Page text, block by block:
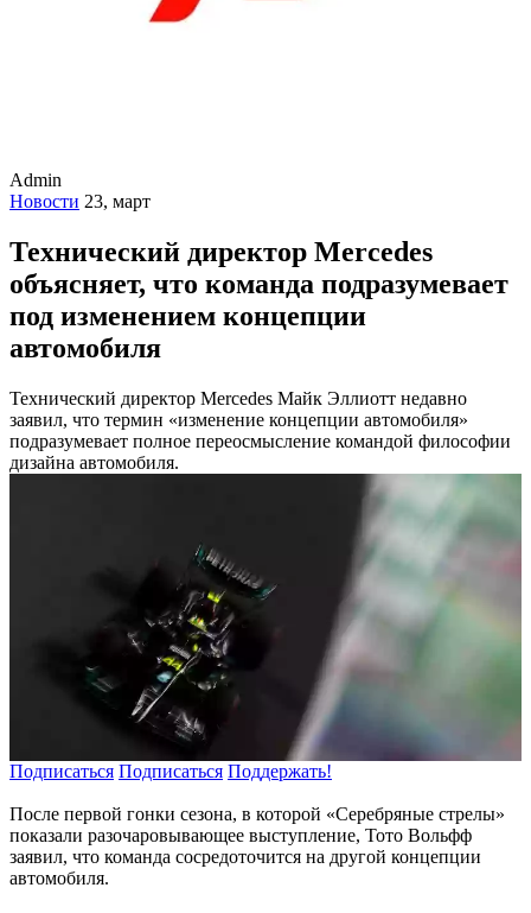
Admin
Новости 23, март
Технический директор Mercedes
объясняет, что команда подразумевает
под изменением концепции
автомобиля
Технический директор Mercedes Майк Эллиотт недавно
заявил, что термин «изменение концепции автомобиля»
подразумевает полное переосмысление командой философии
дизайна автомобиля.
Подписаться Подписаться Поддержать!
После первой гонки сезона, в которой «Серебряные стрелы»
показали разочаровывающее выступление, Тото Вольфф
заявил, что команда сосредоточится на другой концепции
автомобиля.